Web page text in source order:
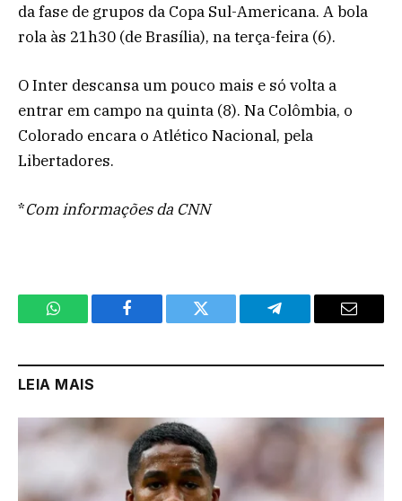
da fase de grupos da Copa Sul-Americana. A bola
rola às 21h30 (de Brasília), na terça-feira (6).
O Inter descansa um pouco mais e só volta a
entrar em campo na quinta (8). Na Colômbia, o
Colorado encara o Atlético Nacional, pela
Libertadores.
*Com informações da CNN
WhatsApp Facebook Twitter Telegram Email
LEIA MAIS